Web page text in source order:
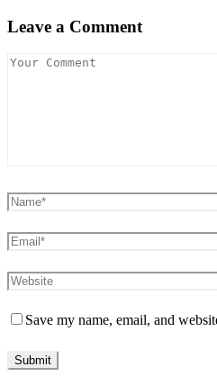
Leave a Comment
Save my name, email, and